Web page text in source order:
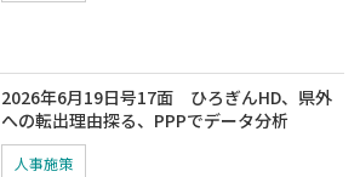
2026年6月19日号17面 ひろぎんHD、県外
への転出理由探る、PPPでデータ分析
人事施策